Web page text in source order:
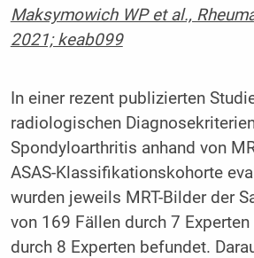
Maksymowich WP et al.,
2021; keab099
In einer rezent publizierten
radiologischen
Spondyloarthritis anhand von
ASAS-Klassifikationskohorte
wurden jeweils MRT-Bilder der
von 169 Fällen durch 7
durch 8 Experten befundet.